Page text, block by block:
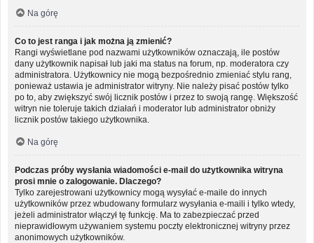
Na górę
Co to jest ranga i jak można ją zmienić?
Rangi wyświetlane pod nazwami użytkowników oznaczają, ile postów
dany użytkownik napisał lub jaki ma status na forum, np. moderatora czy
administratora. Użytkownicy nie mogą bezpośrednio zmieniać stylu rang,
ponieważ ustawia je administrator witryny. Nie należy pisać postów tylko
po to, aby zwiększyć swój licznik postów i przez to swoją rangę. Większość
witryn nie toleruje takich działań i moderator lub administrator obniży
licznik postów takiego użytkownika.
Na górę
Podczas próby wysłania wiadomości e-mail do użytkownika witryna
prosi mnie o zalogowanie. Dlaczego?
Tylko zarejestrowani użytkownicy mogą wysyłać e-maile do innych
użytkowników przez wbudowany formularz wysyłania e-maili i tylko wtedy,
jeżeli administrator włączył tę funkcję. Ma to zabezpieczać przed
nieprawidłowym używaniem systemu poczty elektronicznej witryny przez
anonimowych użytkowników.